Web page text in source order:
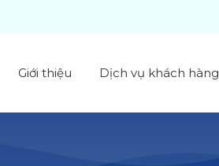
Giới thiệu Dịch vụ khách hàng